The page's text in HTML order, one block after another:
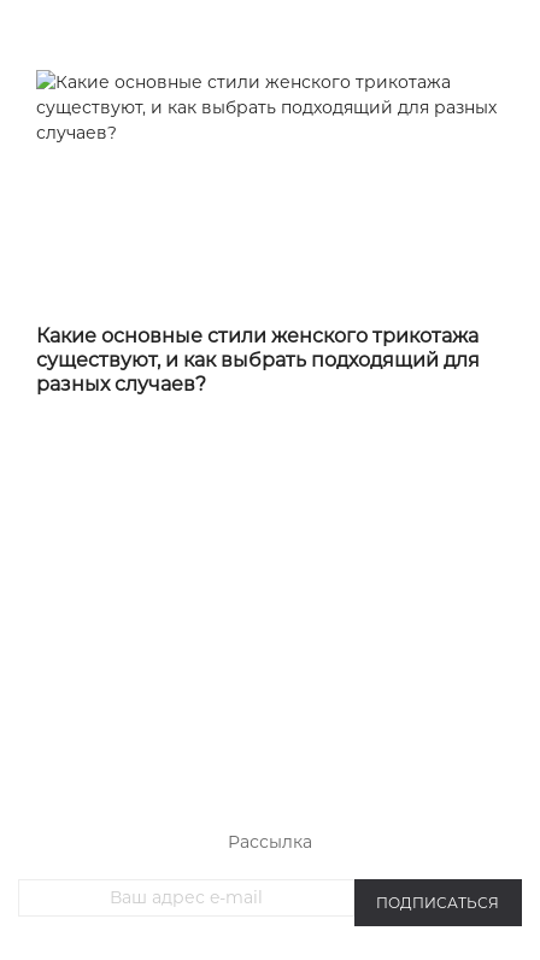
Какие основные стили женского трикотажа
существуют, и как выбрать подходящий для
разных случаев?
Рассылка
ПОДПИСАТЬСЯ